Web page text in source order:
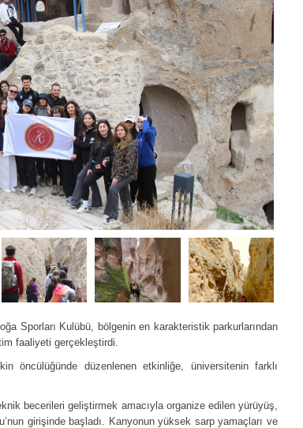
Sporları Kulübü, bölgenin en karakteristik parkurlarından
faaliyeti gerçekleştirdi.
öncülüğünde düzenlenen etkinliğe, üniversitenin farklı
becerileri geliştirmek amacıyla organize edilen yürüyüş,
girişinde başladı. Kanyonun yüksek sarp yamaçları ve